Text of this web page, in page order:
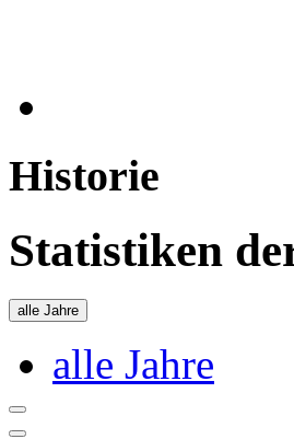
Historie
Statistiken
alle Jahre
alle Jahre